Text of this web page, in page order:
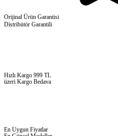
Orijinal Ürün Garantisi
Distribütör Garantili
Hızlı Kargo 999 TL
üzeri Kargo Bedava
En Uygun Fiyatlar